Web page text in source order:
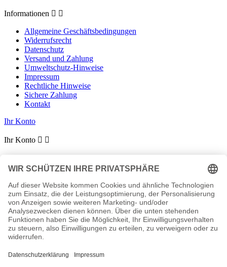
Informationen  
Allgemeine Geschäftsbedingungen
Widerrufsrecht
Datenschutz
Versand und Zahlung
Umweltschutz-Hinweise
Impressum
Rechtliche Hinweise
Sichere Zahlung
Kontakt
Ihr Konto
Ihr Konto  
Bestellungen
Adressen
Gutscheine
Benachrichtigungen
Shop-Einstellungen keyboard_arrow_down keyboard_arrow_up
Shop-Einstellungen
Reginas Kuscheltiere